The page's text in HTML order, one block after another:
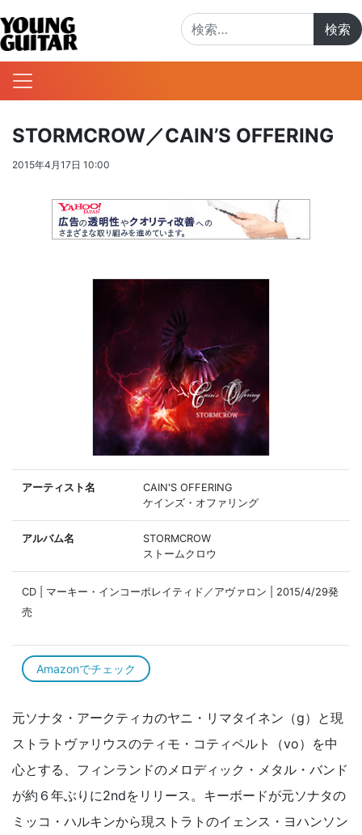
STORMCROW／CAIN’S OFFERING
2015年4月17日 10:00
アーティスト名
CAIN'S OFFERING
ケインズ・オファリング
アルバム名
STORMCROW
ストームクロウ
CD | マーキー・インコーポレイティド／アヴァロン | 2015/4/29発
売
Amazonでチェック
元ソナタ・アークティカのヤニ・リマタイネン（g）と現
ストラトヴァリウスのティモ・コティペルト（vo）を中
心とする、フィンランドのメロディック・メタル・バンド
が約６年ぶりに2ndをリリース。キーボードが元ソナタの
ミッコ・ハルキンから現ストラトのイェンス・ヨハンソン